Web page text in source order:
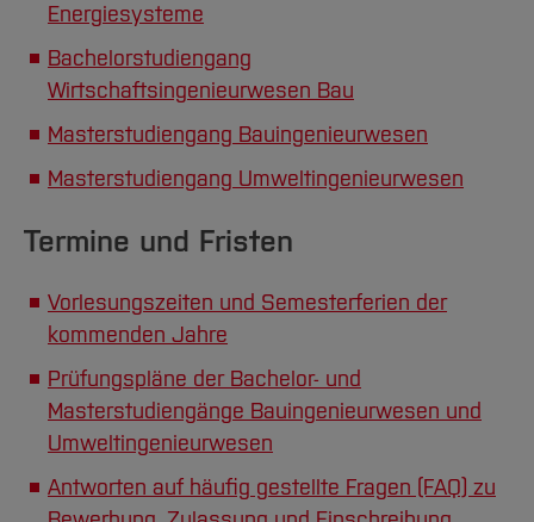
Energiesysteme
Bachelorstudiengang
Wirtschaftsingenieurwesen Bau
Masterstudiengang Bauingenieurwesen
Masterstudiengang Umweltingenieurwesen
Termine und Fristen
Vorlesungszeiten und Semesterferien der
kommenden Jahre
Prüfungspläne der Bachelor- und
Masterstudiengänge Bauingenieurwesen und
Umweltingenieurwesen
Antworten auf häufig gestellte Fragen (FAQ) zu